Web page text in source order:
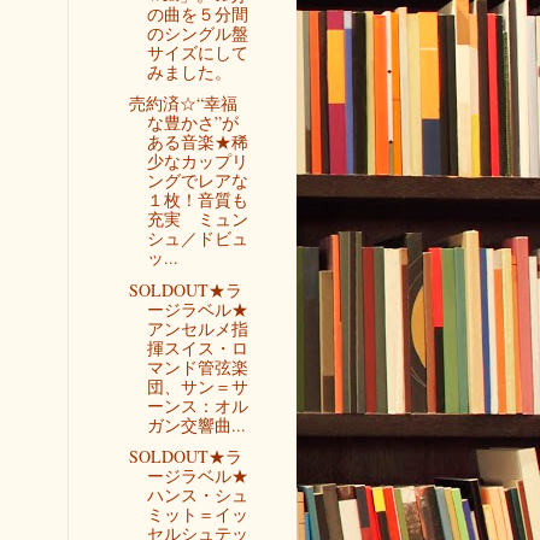
の曲を５分間
のシングル盤
サイズにして
みました。
売約済☆“幸福
な豊かさ”が
ある音楽★稀
少なカップリ
ングでレアな
１枚！音質も
充実 ミュン
シュ／ドビュ
ッ...
SOLDOUT★ラ
ージラベル★
アンセルメ指
揮スイス・ロ
マンド管弦楽
団、サン＝サ
ーンス：オル
ガン交響曲...
SOLDOUT★ラ
ージラベル★
ハンス・シュ
ミット＝イッ
セルシュテッ